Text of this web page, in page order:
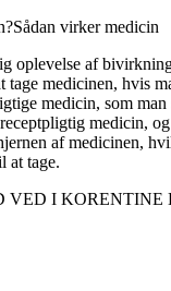
Sådan virker medicin
oplevelse af
tage medicinen, hvis
medicin, som
medicin,
af medicinen,
at tage.
VED I KORENTINE